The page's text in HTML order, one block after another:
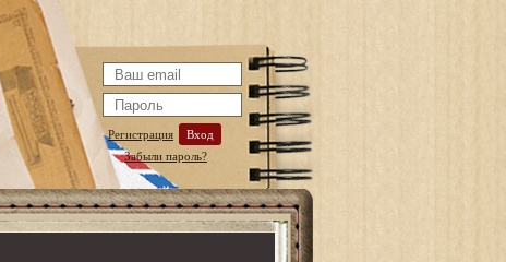
Регистрация
Вход
Забыли пароль?